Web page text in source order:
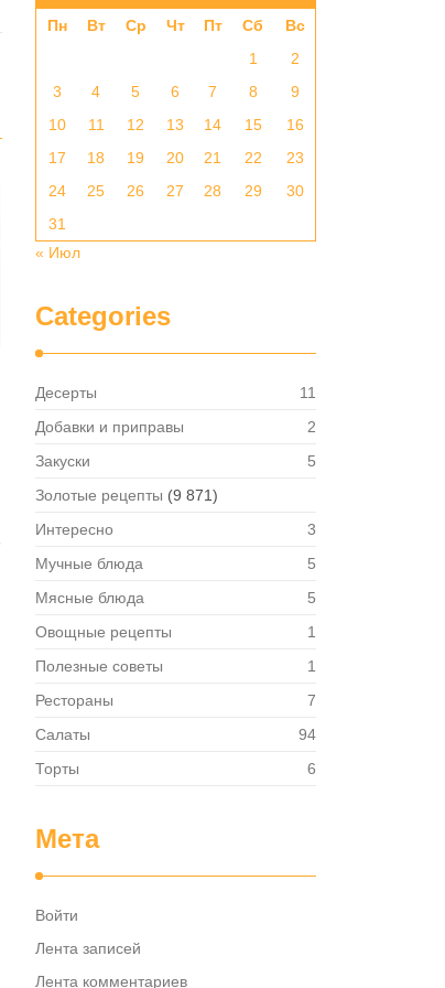
Пн Вт Ср Чт Пт Сб
Вс
1
2
3
4 5 6 7 8
9
10
11 12 13 14 15
16
17
18 19 20 21 22
23
24
25 26 27 28 29
30
31
« Июл
Categories
Десерты
11
Добавки и приправы
2
Закуски
5
Золотые рецепты (9 871)
Интересно
3
Мучные блюда
5
Мясные блюда
5
Овощные рецепты
1
Полезные советы
1
Рестораны
7
Салаты
94
Торты
6
Мета
Войти
Лента записей
Лента комментариев